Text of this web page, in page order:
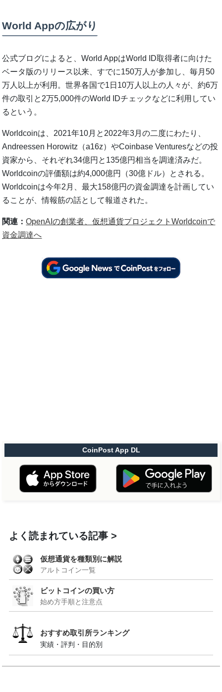
World Appの広がり
公式ブログによると、World AppはWorld ID取得者に向けた
ベータ版のリリース以来、すでに150万人が参加し、毎月50
万人以上が利用。世界各国で1日10万人以上の人々が、約6万
件の取引と2万5,000件のWorld IDチェックなどに利用してい
るという。
Worldcoinは、2021年10月と2022年3月の二度にわたり、
Andreessen Horowitz（a16z）やCoinbase Venturesなどの投
資家から、それぞれ34億円と135億円相当を調達済みだ。
Worldcoinの評価額は約4,000億円（30億ドル）とされる。
Worldcoinは今年2月、最大158億円の資金調達を計画してい
ることが、情報筋の話として報道された。
関連：OpenAIの創業者、仮想通貨プロジェクトWorldcoinで
資金調達へ
CoinPost App DL
よく読まれている記事
仮想通貨を種類別に解説
アルトコイン一覧
ビットコインの買い方
始め方手順と注意点
おすすめ取引所ランキング
実績・評判・目的別